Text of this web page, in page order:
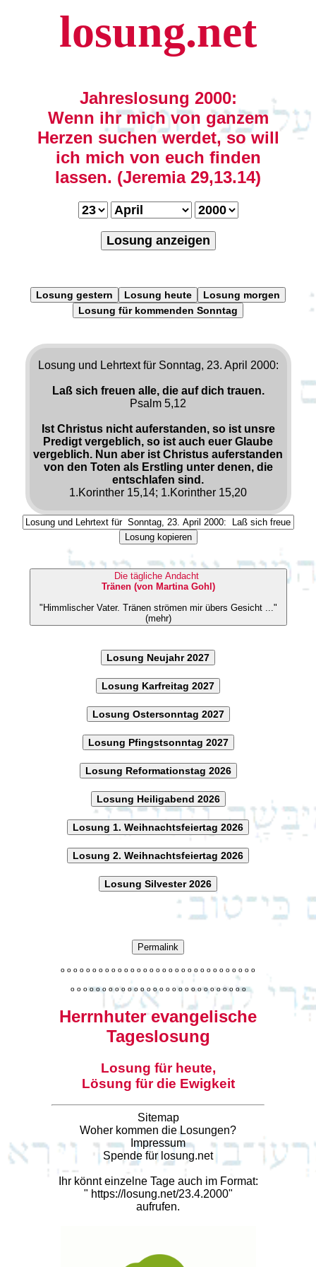
losung.net
Jahreslosung 2000:
Wenn ihr mich von ganzem
Herzen suchen werdet, so will
ich mich von euch finden
lassen. (Jeremia 29,13.14)
Losung anzeigen
Losung gestern Losung heute
Losung morgen
Losung für kommenden Sonntag
Losung und Lehrtext für Sonntag, 23. April 2000:
Laß sich freuen alle, die auf dich trauen.
Psalm 5,12
Ist Christus nicht auferstanden, so ist unsre
Predigt vergeblich, so ist auch euer Glaube
vergeblich. Nun aber ist Christus auferstanden
von den Toten als Erstling unter denen, die
entschlafen sind.
1.Korinther 15,14; 1.Korinther 15,20
Losung kopieren
Die tägliche Andacht
Tränen (von Martina Gohl)
"Himmlischer Vater. Tränen strömen mir übers Gesicht ..."
(mehr)
Losung Neujahr 2027
Losung Karfreitag 2027
Losung Ostersonntag 2027
Losung Pfingstsonntag 2027
Losung Reformationstag 2026
Losung Heiligabend 2026
Losung 1. Weihnachtsfeiertag 2026
Losung 2. Weihnachtsfeiertag 2026
Losung Silvester 2026
Permalink
o o o o o o o o o o o o o o o o o o o o o o o o o o o o o o o
o o o o o o o o o o o o o o o o o o o o o o o o o o o o
Herrnhuter evangelische
Tageslosung
Losung für heute,
Lösung für die Ewigkeit
Sitemap
Woher kommen die Losungen?
Impressum
Spende für losung.net
Ihr könnt einzelne Tage auch im Format:
" https://losung.net/23.4.2000"
aufrufen.